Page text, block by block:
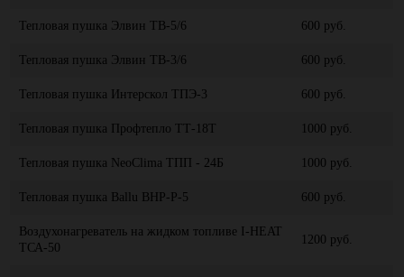
Тепловая пушка Элвин ТВ-5/6 600 руб.
Тепловая пушка Элвин ТВ-3/6 600 руб.
Тепловая пушка Интерскол ТПЭ-3 600 руб.
Тепловая пушка Профтепло ТТ-18Т 1000 руб.
Тепловая пушка NeoClima ТПП - 24Б 1000 руб.
Тепловая пушка Ballu BHP-P-5 600 руб.
Воздухонагреватель на жидком топливе I-HEAT
ТСА-50
1200 руб.